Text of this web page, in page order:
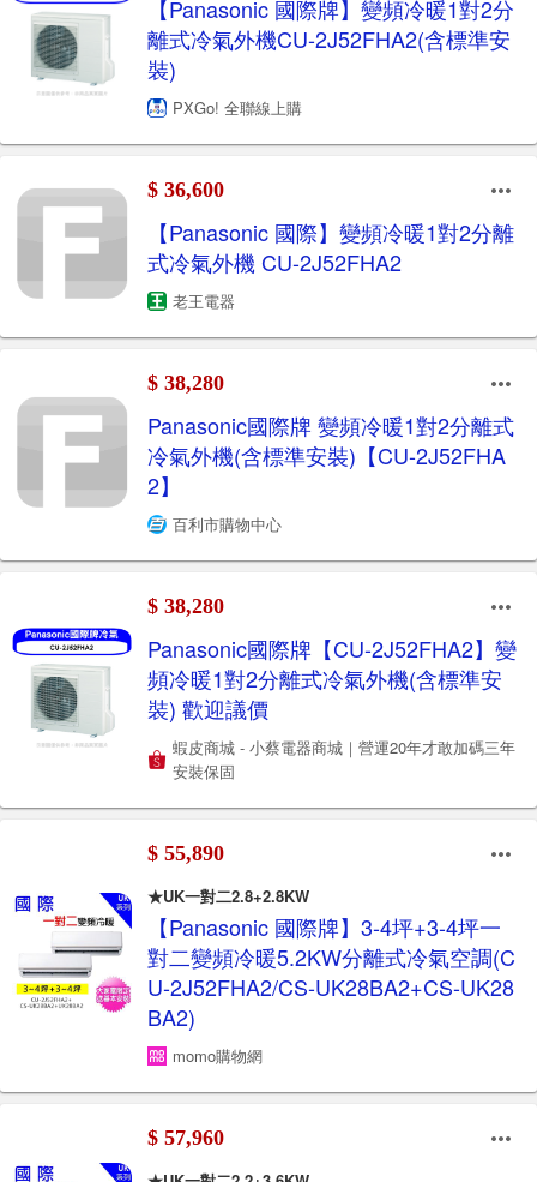
【Panasonic 國際牌】變頻冷暖1對2分
離式冷氣外機CU-2J52FHA2(含標準安
裝)
PXGo! 全聯線上購
$ 36,600
【Panasonic 國際】變頻冷暖1對2分離
式冷氣外機 CU-2J52FHA2
老王電器
$ 38,280
Panasonic國際牌 變頻冷暖1對2分離式
冷氣外機(含標準安裝)【CU-2J52FHA
2】
百利市購物中心
$ 38,280
Panasonic國際牌【CU-2J52FHA2】變
頻冷暖1對2分離式冷氣外機(含標準安
裝) 歡迎議價
蝦皮商城 - 小蔡電器商城｜營運20年才敢加碼三年
安裝保固
$ 55,890
★UK一對二2.8+2.8KW
【Panasonic 國際牌】3-4坪+3-4坪一
對二變頻冷暖5.2KW分離式冷氣空調(C
U-2J52FHA2/CS-UK28BA2+CS-UK28
BA2)
momo購物網
$ 57,960